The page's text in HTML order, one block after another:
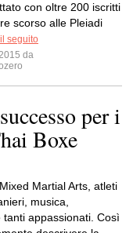
con oltre 200 iscritti
scorso alle Pleiadi
seguito
da
per i
Boxe
Martial Arts, atleti
musica,
tanti appassionati. Così